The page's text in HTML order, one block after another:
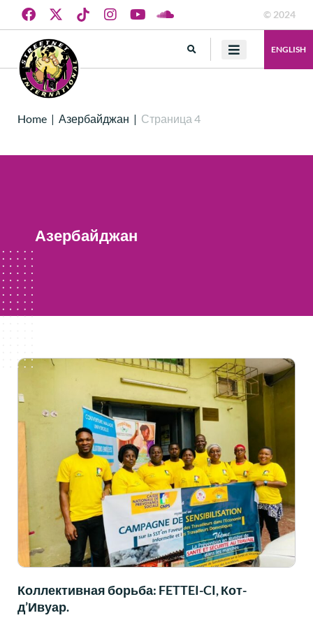
© 2024
ENGLISH
Home | Азербайджан | Страница 4
Азербайджан
Коллективная борьба: FETTEI-CI, Кот-
д’Ивуар.